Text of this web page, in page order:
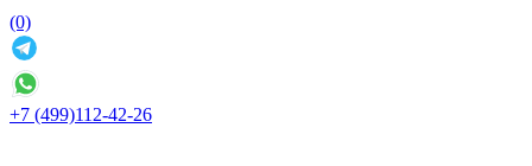
(0)
+7 (499)112-42-26